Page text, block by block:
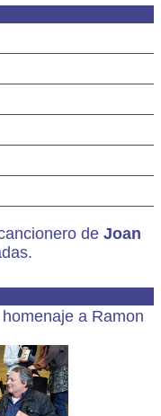
de Joan
a Ramon